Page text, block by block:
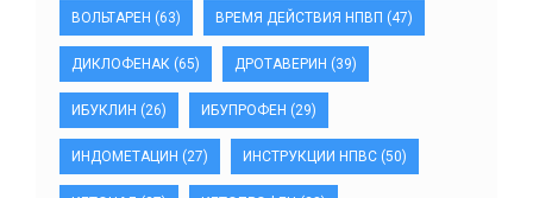
ВОЛЬТАРЕН (63) ВРЕМЯ ДЕЙСТВИЯ НПВП (47)
ДИКЛОФЕНАК (65) ДРОТАВЕРИН (39)
ИБУКЛИН (26) ИБУПРОФЕН (29)
ИНДОМЕТАЦИН (27) ИНСТРУКЦИИ НПВС (50)